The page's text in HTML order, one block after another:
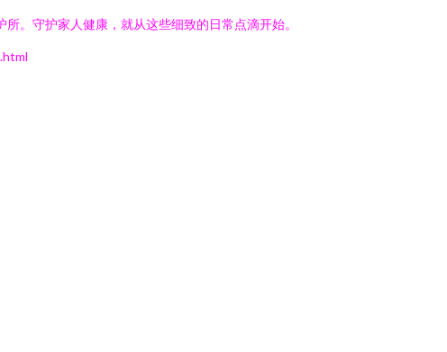
。守护家人健康，就从这些细致的日常点滴开始。